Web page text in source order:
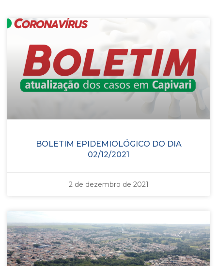
BOLETIM EPIDEMIOLÓGICO DO DIA
02/12/2021
2 de dezembro de 2021